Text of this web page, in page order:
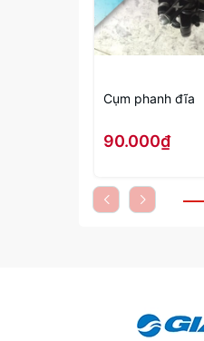
Cụm phanh đĩa
90.000₫